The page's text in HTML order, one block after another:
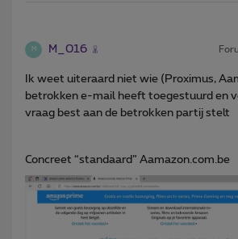
M M_016
Ik weet uiteraard niet wie (Proximus,
betrokken e-mail heeft toegestuurd en
vraag best aan de betrokken partij stelt
Concreet “standaard” Aamazon.com.be